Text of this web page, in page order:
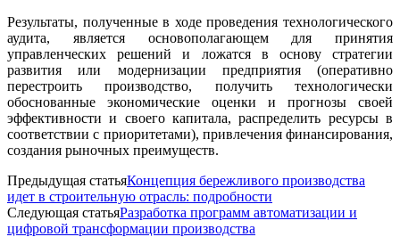
Результаты, полученные в ходе проведения технологического
аудита, является основополагающем для принятия
управленческих решений и ложатся в основу стратегии
развития или модернизации предприятия (оперативно
перестроить производство, получить технологически
обоснованные экономические оценки и прогнозы своей
эффективности и своего капитала, распределить ресурсы в
соответствии с приоритетами), привлечения финансирования,
создания рыночных преимуществ.
Предыдущая статьяКонцепция бережливого производства
идет в строительную отрасль: подробности
Следующая статьяРазработка программ автоматизации и
цифровой трансформации производства